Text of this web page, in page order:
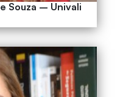
Souza – Univali